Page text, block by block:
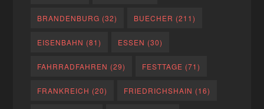
BRANDENBURG (32) BUECHER (211)
EISENBAHN (81) ESSEN (30)
FAHRRADFAHREN (29) FESTTAGE (71)
FRANKREICH (20) FRIEDRICHSHAIN (16)